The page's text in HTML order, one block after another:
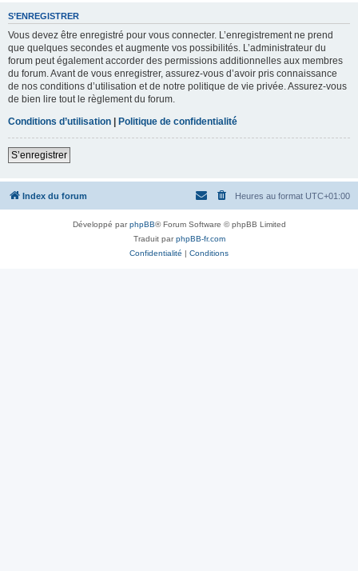
S’ENREGISTRER
Vous devez être enregistré pour vous connecter. L’enregistrement ne prend
que quelques secondes et augmente vos possibilités. L’administrateur du
forum peut également accorder des permissions additionnelles aux membres
du forum. Avant de vous enregistrer, assurez-vous d’avoir pris connaissance
de nos conditions d’utilisation et de notre politique de vie privée. Assurez-vous
de bien lire tout le règlement du forum.
Conditions d’utilisation | Politique de confidentialité
S’enregistrer
Index du forum Heures au format UTC+01:00
Développé parphpBB® Forum Software © phpBB Limited
Traduit parphpBB-fr.com
Confidentialité | Conditions